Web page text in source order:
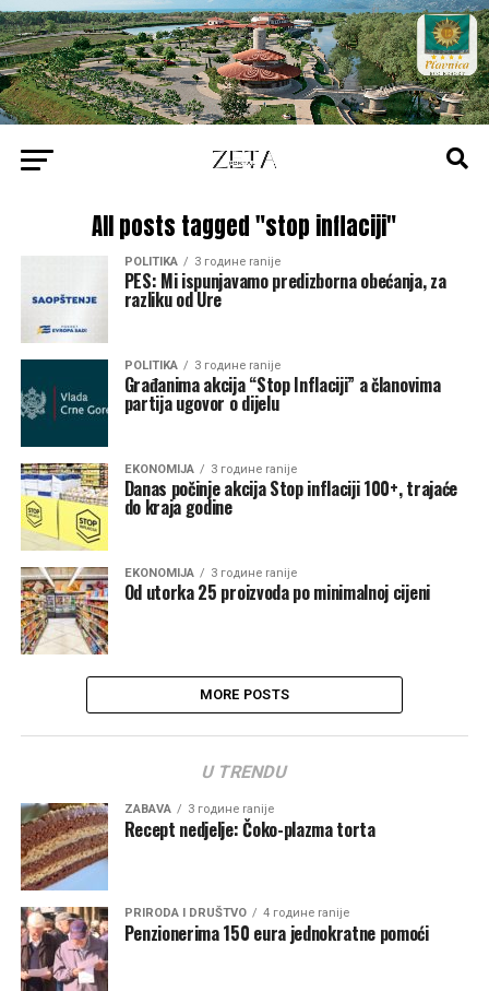
All posts tagged "stop inflaciji"
POLITIKA 3 године ranije
PES: Mi ispunjavamo predizborna obećanja, za
razliku od Ure
POLITIKA 3 године ranije
Građanima akcija “Stop Inflaciji” a članovima
partija ugovor o dijelu
EKONOMIJA 3 године ranije
Danas počinje akcija Stop inflaciji 100+, trajaće
do kraja godine
EKONOMIJA 3 године ranije
Od utorka 25 proizvoda po minimalnoj cijeni
MORE POSTS
U TRENDU
ZABAVA 3 године ranije
Recept nedjelje: Čoko-plazma torta
PRIRODA I DRUŠTVO 4 године ranije
Penzionerima 150 eura jednokratne pomoći